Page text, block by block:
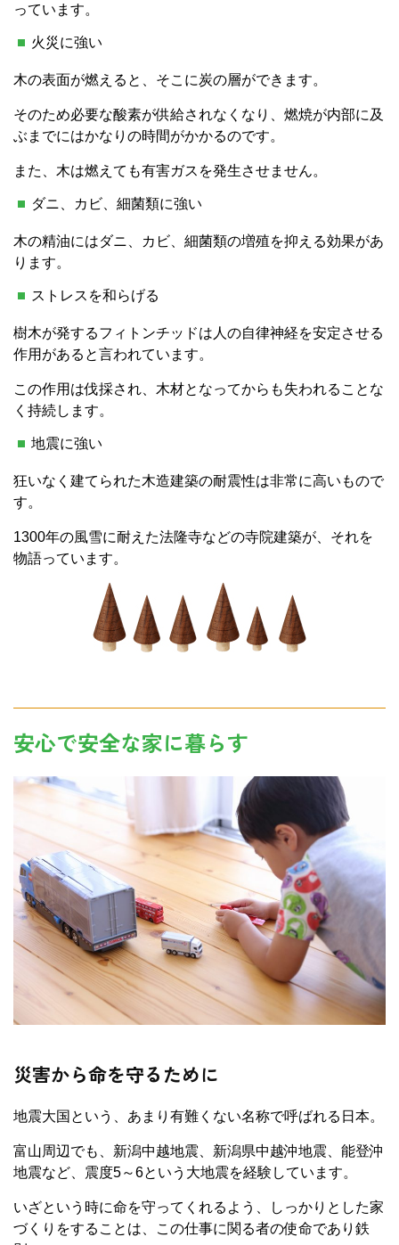
っています。
火災に強い
木の表面が燃えると、そこに炭の層ができます。
そのため必要な酸素が供給されなくなり、燃焼が内部に及
ぶまでにはかなりの時間がかかるのです。
また、木は燃えても有害ガスを発生させません。
ダニ、カビ、細菌類に強い
木の精油にはダニ、カビ、細菌類の増殖を抑える効果があ
ります。
ストレスを和らげる
樹木が発するフィトンチッドは人の自律神経を安定させる
作用があると言われています。
この作用は伐採され、木材となってからも失われることな
く持続します。
地震に強い
狂いなく建てられた木造建築の耐震性は非常に高いもので
す。
1300年の風雪に耐えた法隆寺などの寺院建築が、それを
物語っています。
安心で安全な家に暮らす
災害から命を守るために
地震大国という、あまり有難くない名称で呼ばれる日本。
富山周辺でも、新潟中越地震、新潟県中越沖地震、能登沖
地震など、震度5～6という大地震を経験しています。
いざという時に命を守ってくれるよう、しっかりとした家
づくりをすることは、この仕事に関る者の使命であり鉄